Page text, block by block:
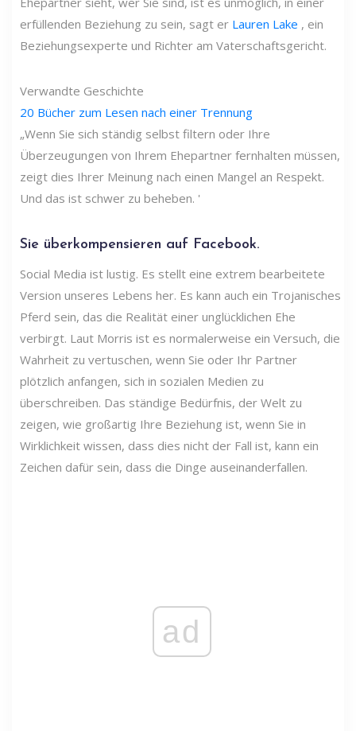
erfüllenden Beziehung zu sein, sagt er Lauren Lake , ein
Beziehungsexperte und Richter am Vaterschaftsgericht.
Verwandte Geschichte
20 Bücher zum Lesen nach einer Trennung
„Wenn Sie sich ständig selbst filtern oder Ihre
Überzeugungen von Ihrem Ehepartner fernhalten müssen,
zeigt dies Ihrer Meinung nach einen Mangel an Respekt.
Und das ist schwer zu beheben. '
Sie überkompensieren auf Facebook.
Social Media ist lustig. Es stellt eine extrem bearbeitete
Version unseres Lebens her. Es kann auch ein Trojanisches
Pferd sein, das die Realität einer unglücklichen Ehe
verbirgt. Laut Morris ist es normalerweise ein Versuch, die
Wahrheit zu vertuschen, wenn Sie oder Ihr Partner
plötzlich anfangen, sich in sozialen Medien zu
überschreiben. Das ständige Bedürfnis, der Welt zu
zeigen, wie großartig Ihre Beziehung ist, wenn Sie in
Wirklichkeit wissen, dass dies nicht der Fall ist, kann ein
Zeichen dafür sein, dass die Dinge auseinanderfallen.
ad